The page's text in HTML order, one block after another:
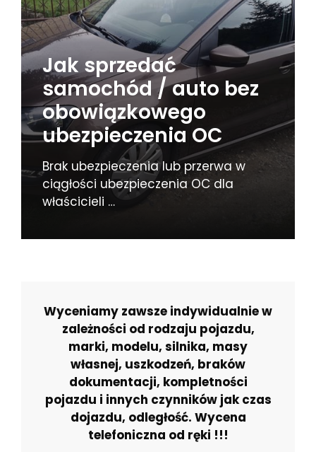
Jak sprzedać
samochód / auto bez
obowiązkowego
ubezpieczenia OC
Brak ubezpieczenia lub przerwa w
ciągłości ubezpieczenia OC dla
właścicieli …
Wyceniamy zawsze indywidualnie w
zależności od rodzaju pojazdu,
marki, modelu, silnika, masy
własnej, uszkodzeń, braków
dokumentacji, kompletności
pojazdu i innych czynników jak czas
dojazdu, odległość. Wycena
telefoniczna od ręki !!!